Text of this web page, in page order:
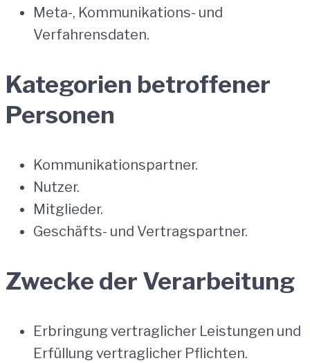
Meta-, Kommunikations- und
Verfahrensdaten.
Kategorien betroffener
Personen
Kommunikationspartner.
Nutzer.
Mitglieder.
Geschäfts- und Vertragspartner.
Zwecke der Verarbeitung
Erbringung vertraglicher Leistungen und
Erfüllung vertraglicher Pflichten.